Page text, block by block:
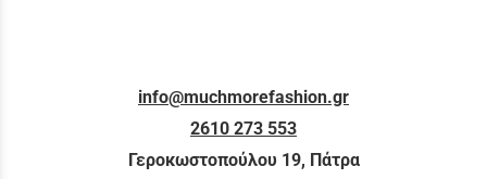
info@muchmorefashion.gr
2610 273 553
Γεροκωστοπούλου 19, Πάτρα